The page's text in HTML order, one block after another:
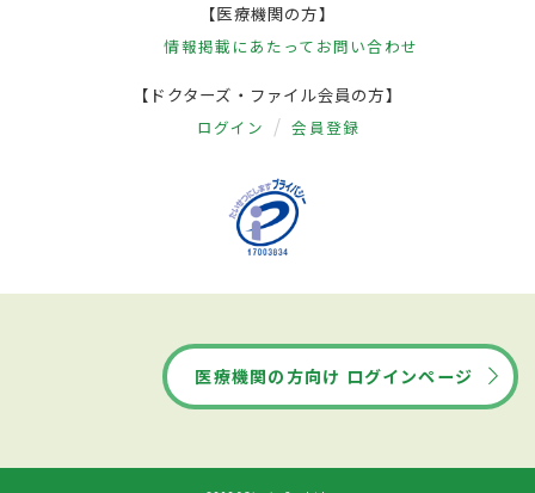
【医療機関の方】
情報掲載にあたって お問い合わせ
【ドクターズ・ファイル会員の方】
ログイン 会員登録
医療機関の方向け ログインページ